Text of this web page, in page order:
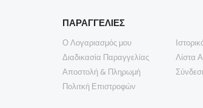
ΠΑΡΑΓΓΕΛΙΕΣ
Ο Λογαριασμός μου
Διαδικασία Παραγγελίας
Αποστολή & Πληρωμή
Πολιτκή Επιστροφών
Λίστα